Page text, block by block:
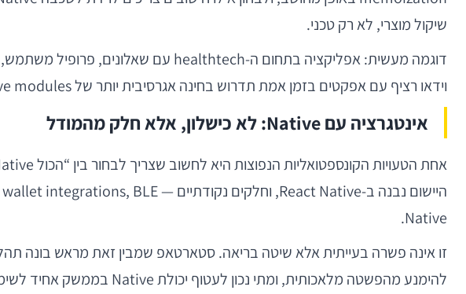
שיקול מוצרי, לא רק טכני.
וידאו רציף עם אפקטים בזמן אמת תדרוש בחינה אגרסיבית יותר של Native modules, ואולי אף פיצול אסטרטגי בין שכבות.
אינטגרציה עם Native: לא כישלון, אלא חלק מהמודל
Native.
להימנע מהפשטה מלאכותית, ומתי נכון לעטוף יכולת Native בממשק אחיד לשימוש שאר האפליקציה.